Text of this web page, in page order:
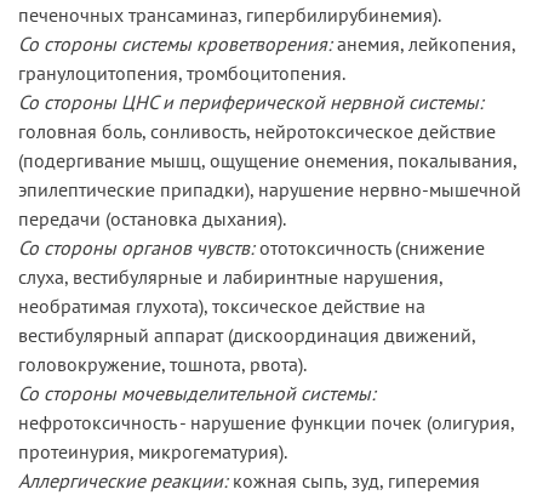
печеночных трансаминаз, гипербилирубинемия).
Со стороны системы кроветворения:анемия, лейкопения,
гранулоцитопения, тромбоцитопения.
Со стороны ЦНС и периферической нервной системы:
головная боль, сонливость, нейротоксическое действие
(подергивание мышц, ощущение онемения, покалывания,
эпилептические припадки), нарушение нервно-мышечной
передачи (остановка дыхания).
Со стороны органов чувств:ототоксичность (снижение
слуха, вестибулярные и лабиринтные нарушения,
необратимая глухота), токсическое действие на
вестибулярный аппарат (дискоординация движений,
головокружение, тошнота, рвота).
Со стороны мочевыделительной системы:
нефротоксичность - нарушение функции почек (олигурия,
протеинурия, микрогематурия).
Аллергические реакции:кожная сыпь, зуд, гиперемия